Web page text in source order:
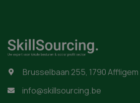
 Brusselbaan 255, 1790 Affligem
 info@skillsourcing.be